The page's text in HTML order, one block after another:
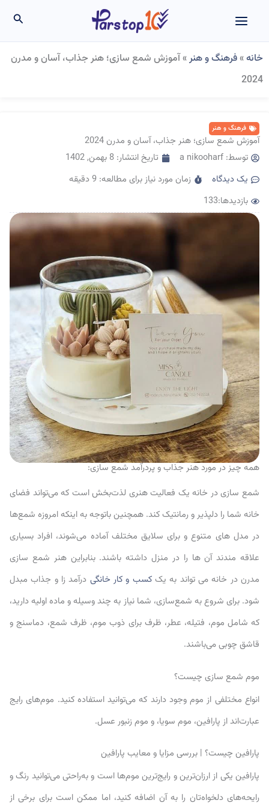
خانه»فرهنگ و هنر»آموزش شمع سازی؛ هنر جذاب، آسان و مدرن
2024
فرهنگ و هنر
آموزش شمع سازی؛ هنر جذاب، آسان و مدرن 2024
توسط:a nikooharf تاریخ انتشار: 8 بهمن, 1402
یک دیدگاه
زمان مورد نیاز برای مطالعه: 9 دقیقه
بازدیدها:133
همه چیز در مورد هنر جذاب و پردرآمد شمع سازی:
شمع سازی در خانه یک فعالیت هنری لذت‌بخش است که می‌تواند فضای
خانه شما را دلپذیر و رمانتیک کند. همچنین باتوجه به اینکه امروزه شمع‌ها
در مدل های متنوع و برای سلایق مختلف آماده می‌شوند، افراد بسیاری
علاقه مندند آن ها را در منزل داشته باشند. بنابراین هنر شمع سازی
مدرن در خانه می تواند به یک کسب و کار خانگیدرآمد زا و جذاب مبدل
شود. برای شروع به شمع‌سازی، شما نیاز به چند وسیله و ماده اولیه دارید،
که شامل موم، فتیله، عطر، ظرف برای ذوب موم، ظرف شمع، دماسنج و
قاشق چوبی می‌باشند.
موم شمع سازی چیست؟
انواع مختلفی از موم وجود دارند که می‌توانید استفاده کنید. موم‌های رایج
عبارت‌اند از پارافین، موم سویا، و موم زنبور عسل.
پارافین چیست؟ | بررسی مزایا و معایب پارافین
پارافین یکی از ارزان‌ترین و رایج‌ترین موم‌ها است و به‌راحتی می‌توانید رنگ و
رایحه‌های دلخواه‌تان را به آن اضافه کنید، اما ممکن است برای برخی از